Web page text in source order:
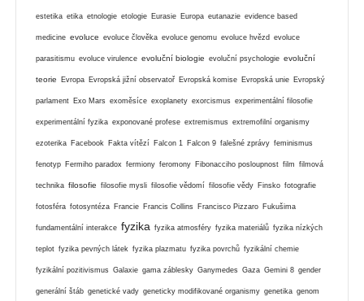
estetika etika etnologie etologie Eurasie Europa eutanazie evidence based
medicine evoluce evoluce člověka evoluce genomu evoluce hvězd evoluce
parasitismu evoluce virulence evoluční biologie evoluční psychologie evoluční
teorie Evropa Evropská jižní observatoř Evropská komise Evropská unie Evropský
parlament Exo Mars exoměsíce exoplanety exorcismus experimentální filosofie
experimentální fyzika exponované profese extremismus extremofilní organismy
ezoterika Facebook Fakta vítězí Falcon 1 Falcon 9 falešné zprávy feminismus
fenotyp Fermiho paradox fermiony feromony Fibonacciho posloupnost film filmová
technika filosofie filosofie mysli filosofie vědomí filosofie vědy Finsko fotografie
fotosféra fotosyntéza Francie Francis Collins Francisco Pizzaro Fukušima
fundamentální interakce fyzika fyzika atmosféry fyzika materiálů fyzika nízkých
teplot fyzika pevných látek fyzika plazmatu fyzika povrchů fyzikální chemie
fyzikální pozitivismus Galaxie gama záblesky Ganymedes Gaza Gemini 8 gender
generální štáb genetické vady geneticky modifikované organismy genetika genom